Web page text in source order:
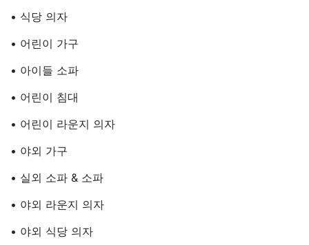
• 식당 의자
• 어린이 가구
• 아이들 소파
• 어린이 침대
• 어린이 라운지 의자
• 야외 가구
• 실외 소파 & 소파
• 야외 라운지 의자
• 야외 식당 의자